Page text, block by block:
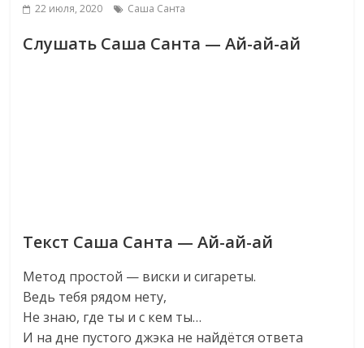
22 июля, 2020 Саша Санта
Слушать Саша Санта — Ай-ай-ай
Текст Саша Санта — Ай-ай-ай
Метод простой — виски и сигареты.
Ведь тебя рядом нету,
Не знаю, где ты и с кем ты…
И на дне пустого джэка не найдётся ответа